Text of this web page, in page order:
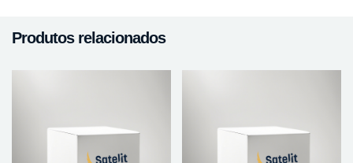
Produtos relacionados